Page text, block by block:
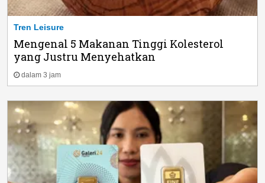
Tren Leisure
Mengenal 5 Makanan Tinggi Kolesterol
yang Justru Menyehatkan
dalam 3 jam